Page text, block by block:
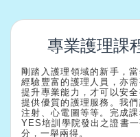
專業護理課
剛踏入護理領域的新手，
經驗豐富的護理人員，亦
提升專業能力，才可以安
提供優質的護理服務。我
注射、心電圖等等。 完成
YES培訓學院發出之證書
分，一舉兩得。